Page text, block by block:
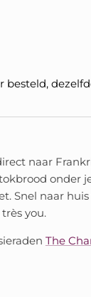
besteld,
naar
onder
Snel naar
you.
The